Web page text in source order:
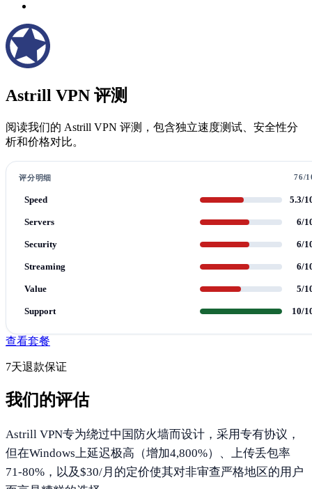
Astrill VPN 评测
阅读我们的 Astrill VPN 评测，包含独立速度测试、安全性分
析和价格对比。
评分明细 76/
Speed 5.3/
Servers 6/
Security 6/
Streaming 6/
Value 5/
Support 10/
查看套餐
7天退款保证
我们的评估
Astrill VPN专为绕过中国防火墙而设计，采用专有协议，
但在Windows上延迟极高（增加4,800%）、上传丢包率
71-80%，以及$30/月的定价使其对非审查严格地区的用户